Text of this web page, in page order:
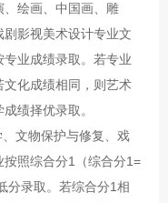
、绘画、中国画、雕
影视美术设计专业文
业成绩录取。若专业
化成绩相同，则艺术
绩择优录取。
文物保护与修复、戏
照综合分1（综合分1=
分录取。若综合分1相